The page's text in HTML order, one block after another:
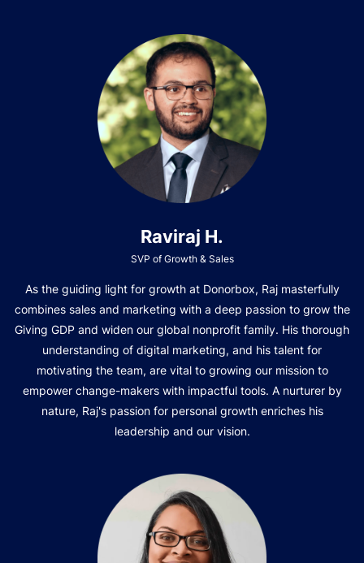
Raviraj H.
SVP of Growth & Sales
As the guiding light for growth at Donorbox, Raj masterfully
combines sales and marketing with a deep passion to grow the
Giving GDP and widen our global nonprofit family. His thorough
understanding of digital marketing, and his talent for
motivating the team, are vital to growing our mission to
empower change-makers with impactful tools. A nurturer by
nature, Raj's passion for personal growth enriches his
leadership and our vision.